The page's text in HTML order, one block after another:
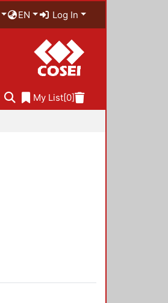
EN Log In
My List[0]